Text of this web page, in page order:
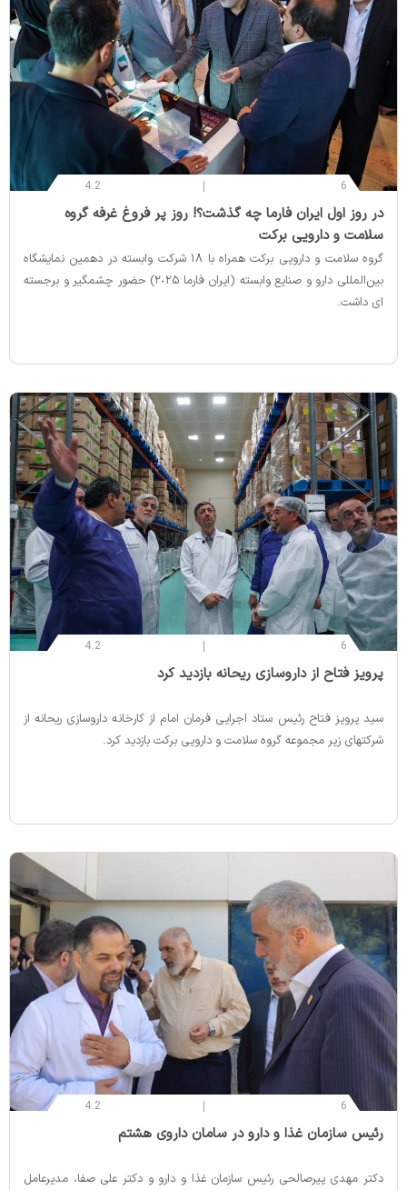
6
4.2
‌در روز اول ایران فارما چه گذشت؟! روز پر فروغ غرفه گروه
سلامت و دارویی برکت
گروه سلامت و دارویی برکت همراه با ۱۸ شرکت‌ وابسته در دهمین نمایشگاه
بین‌المللی دارو و صنایع وابسته (ایران فارما ٢٠٢۵) حضور چشمگیر و برجسته
ای داشت.
6
4.2
‌پرویز فتاح از داروسازی ریحانه بازدید کرد
سید پرویز فتاح رئیس ستاد اجرایی فرمان امام از کارخانه داروسازی ریحانه از
شرکتهای زیر مجموعه گروه سلامت و دارویی برکت بازدید کرد.
6
4.2
‌رئیس سازمان غذا و دارو در سامان داروی هشتم
دکتر مهدی پیرصالحی رئیس سازمان غذا و دارو و دکتر علی صفا، مدیرعامل